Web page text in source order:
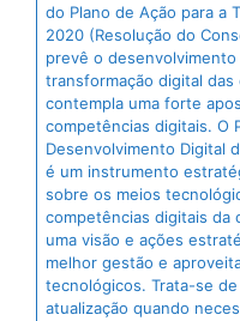
do Plano de Ação para a
2020 (Resolução do
prevê o
transformação digital das
contempla uma forte
competências digitais. O
Desenvolvimento Digital
é um instrumento
sobre os meios
competências digitais da
uma visão e ações
melhor gestão e
tecnológicos. Trata-se
atualização quando